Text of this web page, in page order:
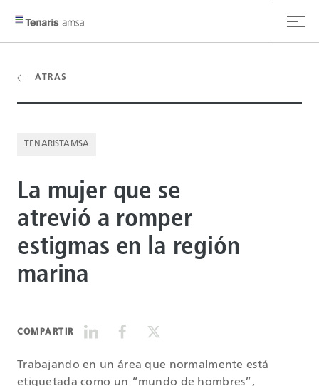
ATRAS
TENARISTAMSA
La mujer que se
atrevió a romper
estigmas en la región
marina
COMPARTIR
Trabajando en un área que normalmente está
etiquetada como un “mundo de hombres”,